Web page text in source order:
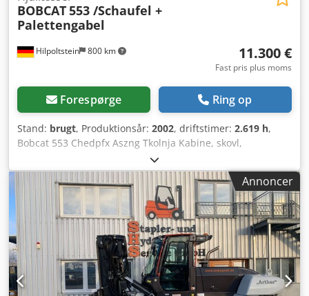
Hilpoltstein 800 km
BOBCAT553 /Schaufel +
Palettengabel
11.300 €
Fast pris plus moms
Forespørge Ring op
Stand: brugt, Produktionsår: 2002, driftstimer: 2.619 h,
Bobcat 553 Chedpfx Aszng Tkolnja Kabine, skovl,
Annoncer